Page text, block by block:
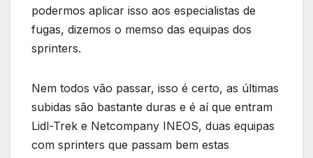
podermos aplicar isso aos especialistas de
fugas, dizemos o memso das equipas dos
sprinters.
Nem todos vão passar, isso é certo, as últimas
subidas são bastante duras e é aí que entram
Lidl-Trek e Netcompany INEOS, duas equipas
com sprinters que passam bem estas